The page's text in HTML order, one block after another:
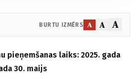
BURTU IZMĒRS A A A
pieņemšanas laiks: 2025. gada
30. maijs